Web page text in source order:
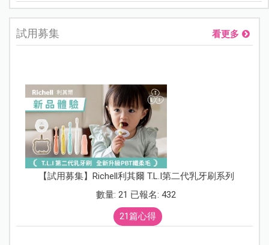
試用募集 看更多
【試用募集】Richell利其爾 T.L.I第二代乳牙刷系列
數量: 21 已報名: 432
21篇心得